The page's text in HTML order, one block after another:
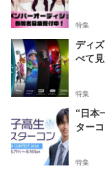
特集
ディ
べて
特集
“日本
ター
特集